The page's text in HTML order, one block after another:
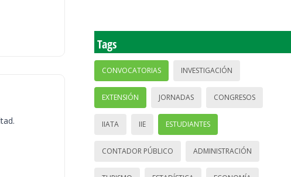
Tags
CONVOCATORIAS INVESTIGACIÓN
EXTENSIÓN JORNADAS CONGRESOS
IIATA IIE ESTUDIANTES
CONTADOR PÚBLICO ADMINISTRACIÓN